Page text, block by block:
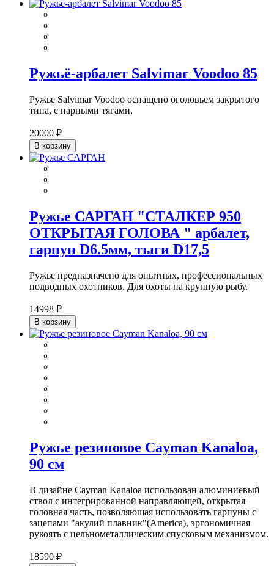
Ружьё-арбалет Salvimar Voodoo 85
Ружье Salvimar Voodoo оснащено оголовьем закрытого
типа, с парными тягами.
20000 ₽
В корзину
Ружье САРГАН "СТАЛКЕР 950
ОТКРЫТАЯ ГОЛОВА " арбалет,
гарпун D6.5мм, тыги D17,5
Ружье предназначено для опытных, профессиональных
подводных охотников. Для охоты на крупную рыбу.
14998 ₽
В корзину
Ружье резиновое Cayman Kanaloa,
90 см
В дизайне Cayman Kanaloa использован алюминиевый
ствол с интегрированной направляющей, открытая
головная часть, позволяющая использовать гарпуны с
зацепами "акулий плавник"(America), эргономичная
рукоять с цельнометаллическим спусковым механизмом.
18590 ₽